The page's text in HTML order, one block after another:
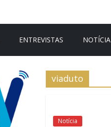
ENTREVISTAS NOTÍCIA
viaduto
Notícia